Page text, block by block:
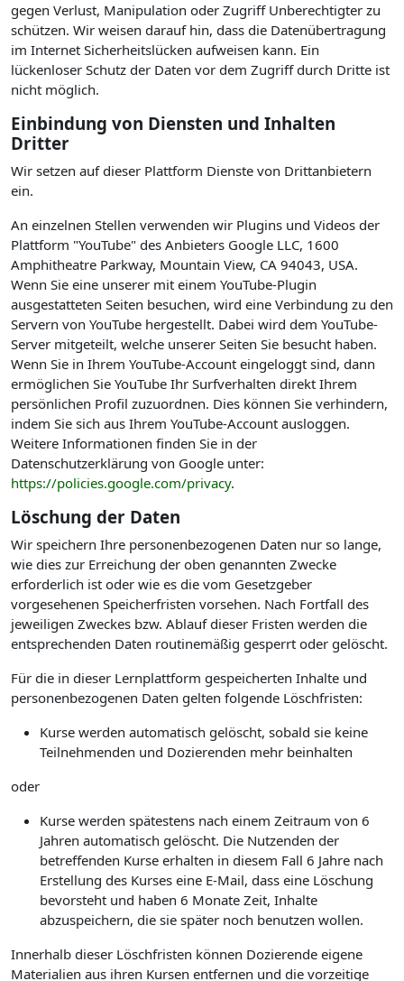
gegen Verlust, Manipulation oder Zugriff Unberechtigter zu
schützen. Wir weisen darauf hin, dass die Datenübertragung
im Internet Sicherheitslücken aufweisen kann. Ein
lückenloser Schutz der Daten vor dem Zugriff durch Dritte ist
nicht möglich.
Einbindung von Diensten und Inhalten
Dritter
Wir setzen auf dieser Plattform Dienste von Drittanbietern
ein.
An einzelnen Stellen verwenden wir Plugins und Videos der
Plattform "YouTube" des Anbieters Google LLC, 1600
Amphitheatre Parkway, Mountain View, CA 94043, USA.
Wenn Sie eine unserer mit einem YouTube-Plugin
ausgestatteten Seiten besuchen, wird eine Verbindung zu den
Servern von YouTube hergestellt. Dabei wird dem YouTube-
Server mitgeteilt, welche unserer Seiten Sie besucht haben.
Wenn Sie in Ihrem YouTube-Account eingeloggt sind, dann
ermöglichen Sie YouTube Ihr Surfverhalten direkt Ihrem
persönlichen Profil zuzuordnen. Dies können Sie verhindern,
indem Sie sich aus Ihrem YouTube-Account ausloggen.
Weitere Informationen finden Sie in der
Datenschutzerklärung von Google unter:
https://policies.google.com/privacy.
Löschung der Daten
Wir speichern Ihre personenbezogenen Daten nur so lange,
wie dies zur Erreichung der oben genannten Zwecke
erforderlich ist oder wie es die vom Gesetzgeber
vorgesehenen Speicherfristen vorsehen. Nach Fortfall des
jeweiligen Zweckes bzw. Ablauf dieser Fristen werden die
entsprechenden Daten routinemäßig gesperrt oder gelöscht.
Für die in dieser Lernplattform gespeicherten Inhalte und
personenbezogenen Daten gelten folgende Löschfristen:
Kurse werden automatisch gelöscht, sobald sie keine
Teilnehmenden und Dozierenden mehr beinhalten
oder
Kurse werden spätestens nach einem Zeitraum von 6
Jahren automatisch gelöscht. Die Nutzenden der
betreffenden Kurse erhalten in diesem Fall 6 Jahre nach
Erstellung des Kurses eine E-Mail, dass eine Löschung
bevorsteht und haben 6 Monate Zeit, Inhalte
abzuspeichern, die sie später noch benutzen wollen.
Innerhalb dieser Löschfristen können Dozierende eigene
Materialien aus ihren Kursen entfernen und die vorzeitige